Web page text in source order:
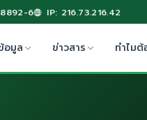
6 IP: 216.73.216.42
อมูล ข่าวสาร ทำไมต้